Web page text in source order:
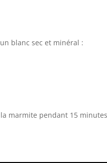
blanc sec et minéral :
marmite pendant 15